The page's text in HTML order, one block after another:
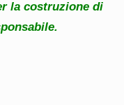
la costruzione di